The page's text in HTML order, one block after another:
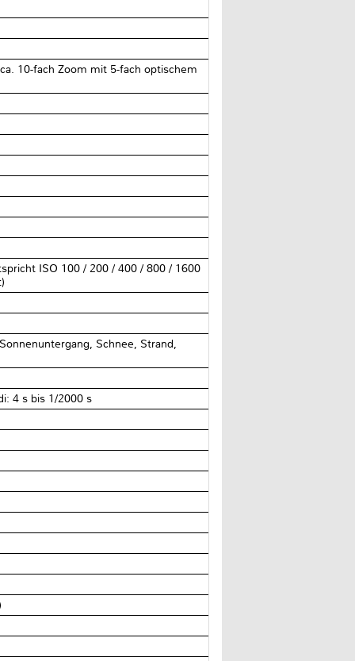
10-fach Zoom mit 5-fach optischem
ISO 100 / 200 / 400 / 800 / 1600
Schnee, Strand,
4 s bis 1/2000 s